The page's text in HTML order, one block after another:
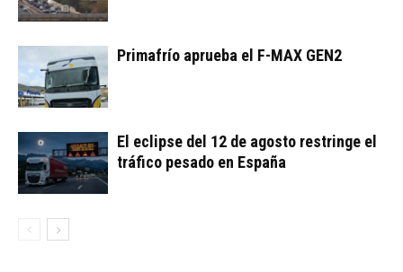
Primafrío aprueba el F-MAX GEN2
El eclipse del 12 de agosto restringe el
tráfico pesado en España